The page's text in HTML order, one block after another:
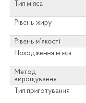
Тип м’яса
Рівень жиру
Рівень м’якості
Походження м’яса
Метод
вирощування
Тип приготування